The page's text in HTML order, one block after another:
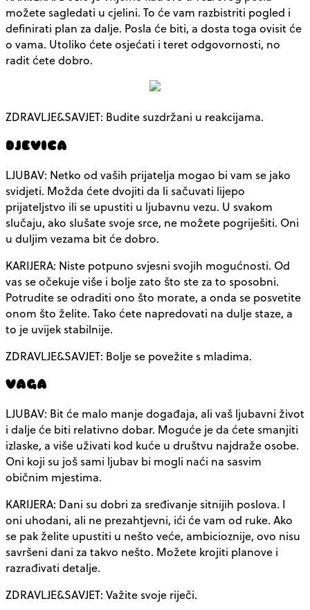
možete sagledati u cjelini. To će vam razbistriti pogled i
definirati plan za dalje. Posla će biti, a dosta toga ovisit će
o vama. Utoliko ćete osjećati i teret odgovornosti, no
radit ćete dobro.
ZDRAVLJE&SAVJET: Budite suzdržani u reakcijama.
DJEVICA
LJUBAV: Netko od vaših prijatelja mogao bi vam se jako
svidjeti. Možda ćete dvojiti da li sačuvati lijepo
prijateljstvo ili se upustiti u ljubavnu vezu. U svakom
slučaju, ako slušate svoje srce, ne možete pogriješiti. Oni
u duljim vezama bit će dobro.
KARIJERA: Niste potpuno svjesni svojih mogućnosti. Od
vas se očekuje više i bolje zato što ste za to sposobni.
Potrudite se odraditi ono što morate, a onda se posvetite
onom što želite. Tako ćete napredovati na dulje staze, a
to je uvijek stabilnije.
ZDRAVLJE&SAVJET: Bolje se povežite s mladima.
VAGA
LJUBAV: Bit će malo manje događaja, ali vaš ljubavni život
i dalje će biti relativno dobar. Moguće je da ćete smanjiti
izlaske, a više uživati kod kuće u društvu najdraže osobe.
Oni koji su još sami ljubav bi mogli naći na sasvim
običnim mjestima.
KARIJERA: Dani su dobri za sređivanje sitnijih poslova. I
oni uhodani, ali ne prezahtjevni, ići će vam od ruke. Ako
se pak želite upustiti u nešto veće, ambicioznije, ovo nisu
savršeni dani za takvo nešto. Možete krojiti planove i
razrađivati detalje.
ZDRAVLJE&SAVJET: Važite svoje riječi.